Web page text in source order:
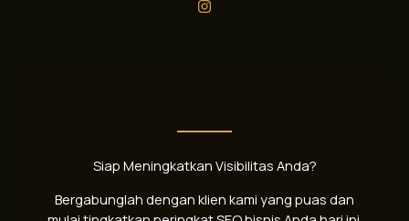
Siap Meningkatkan Visibilitas Anda?
Bergabunglah dengan klien kami yang puas dan